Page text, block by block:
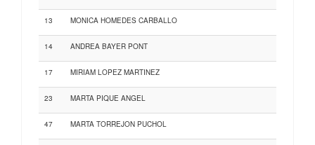
13 MONICA HOMEDES CARBALLO
14 ANDREA BAYER PONT
17 MIRIAM LOPEZ MARTINEZ
23 MARTA PIQUE ANGEL
47 MARTA TORREJON PUCHOL